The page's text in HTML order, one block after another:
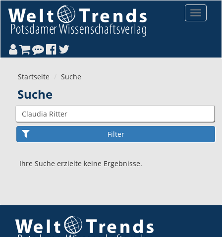
Toggle
Startseite Suche
Suche
Ihre Suche erzielte keine Ergebnisse.